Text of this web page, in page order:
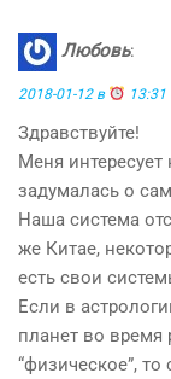
Любовь:
2018-01-12 в 13:31
Здравствуйте!
Меня интересует
задумалась о
Наша система
же Китае,
есть свои
Если в
планет во время
“физическое”,